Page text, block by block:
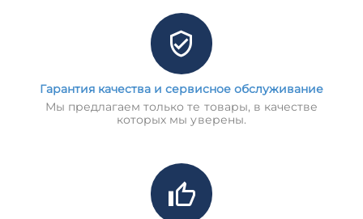
Гарантия качества и сервисное обслуживание
Мы предлагаем только те товары, в качестве
которых мы уверены.